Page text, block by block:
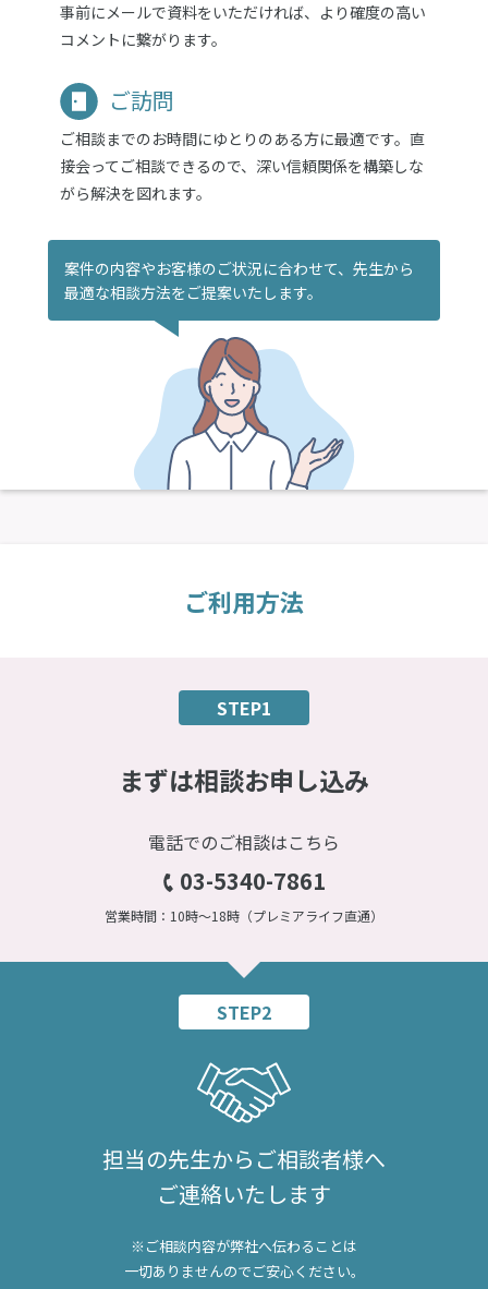
事前にメールで資料をいただければ、より確度の高い
コメントに繋がります。
ご訪問
ご相談までのお時間にゆとりのある方に最適です。直
接会ってご相談できるので、深い信頼関係を構築しな
がら解決を図れます。
案件の内容やお客様のご状況に合わせて、 先生から
最適な相談方法をご提案いたします。
ご利用方法
STEP1
まずは相談お申し込み
電話でのご相談はこちら
03-5340-7861
営業時間：10時～18時（プレミアライフ直通）
STEP2
担当の先生からご相談者様へ
ご連絡いたします
※ご相談内容が弊社へ伝わることは
一切ありませんのでご安心ください。